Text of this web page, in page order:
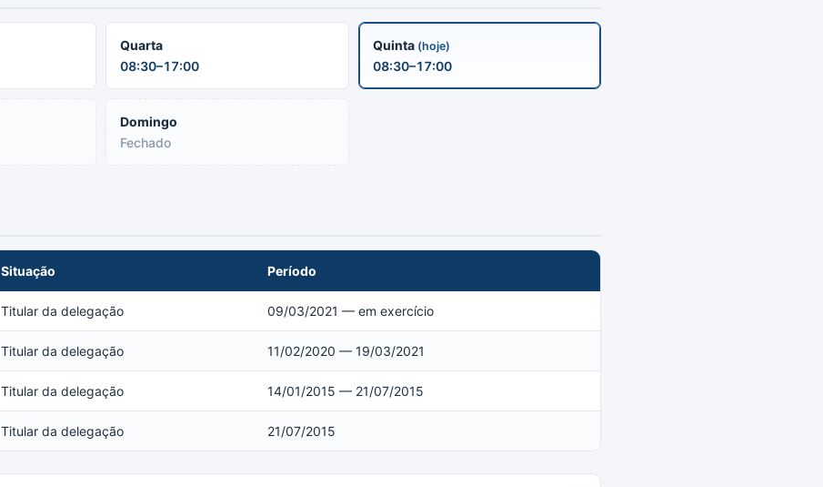
Quarta
08:30–17:00
Quinta (hoje)
08:30–17:00
Domingo
Fechado
Situação Período
Titular da delegação 09/03/2021 — em exercício
Titular da delegação 11/02/2020 — 19/03/2021
Titular da delegação 14/01/2015 — 21/07/2015
Titular da delegação 21/07/2015